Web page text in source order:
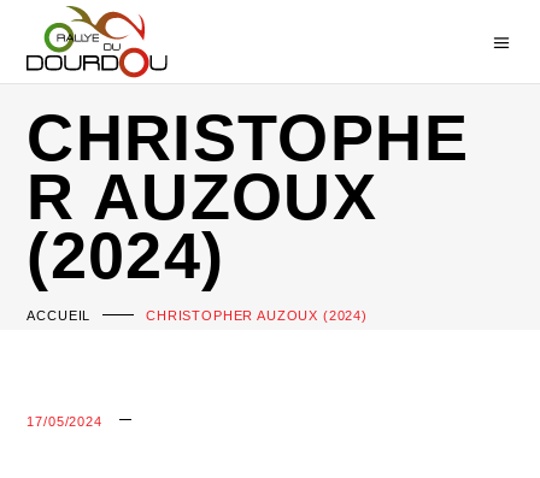
CHRISTOPHE
R AUZOUX
(2024)
ACCUEIL CHRISTOPHER AUZOUX (2024)
17/05/2024